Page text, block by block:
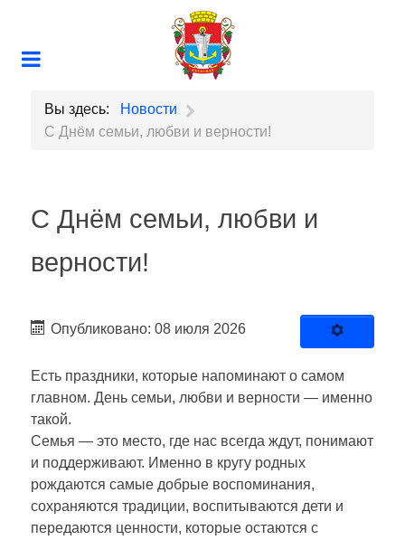
Вы здесь:
Новости
С Днём семьи, любви и верности!
С Днём семьи, любви и
верности!
Опубликовано: 08 июля 2026
Есть праздники, которые напоминают о самом
главном. День семьи, любви и верности — именно
такой.
Семья — это место, где нас всегда ждут, понимают
и поддерживают. Именно в кругу родных
рождаются самые добрые воспоминания,
сохраняются традиции, воспитываются дети и
передаются ценности, которые остаются с